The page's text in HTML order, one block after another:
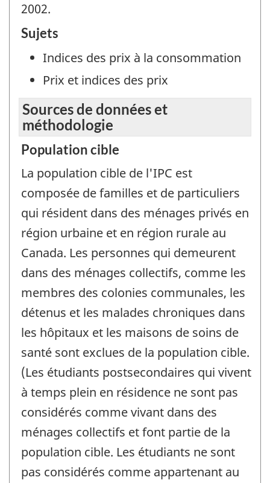
2002.
Sujets
Indices des prix à la consommation
Prix et indices des prix
Sources de données et
méthodologie
Population cible
La population cible de l'IPC est
composée de familles et de particuliers
qui résident dans des ménages privés en
région urbaine et en région rurale au
Canada. Les personnes qui demeurent
dans des ménages collectifs, comme les
membres des colonies communales, les
détenus et les malades chroniques dans
les hôpitaux et les maisons de soins de
santé sont exclues de la population cible.
(Les étudiants postsecondaires qui vivent
à temps plein en résidence ne sont pas
considérés comme vivant dans des
ménages collectifs et font partie de la
population cible. Les étudiants ne sont
pas considérés comme appartenant au